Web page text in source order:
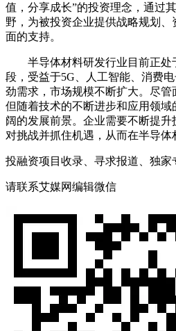
值，分享成长”的投资理念，通过
野，为被投资企业提供战略规划
面的支持。
半导体材料研发行业目前正处
段，受益于5G、人工智能、消费
劲需求，市场规模不断扩大。尽管
但随着技术的不断进步和应用领
阔的发展前景。企业需要不断提
对挑战并抓住机遇，从而在半导体
投融资项目收录、寻求报道、独家
请联系艾媒网编辑微信